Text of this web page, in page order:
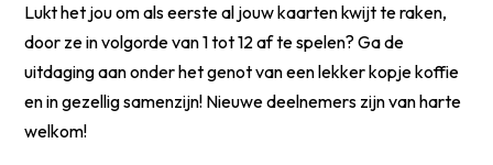
Lukt het jou om als eerste al jouw kaarten kwijt te raken,
door ze in volgorde van 1 tot 12 af te spelen? Ga de
uitdaging aan onder het genot van een lekker kopje koffie
en in gezellig samenzijn! Nieuwe deelnemers zijn van harte
welkom!